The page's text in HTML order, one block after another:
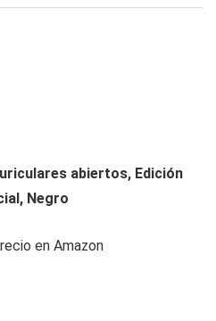
abiertos, Edición
Negro
en Amazon